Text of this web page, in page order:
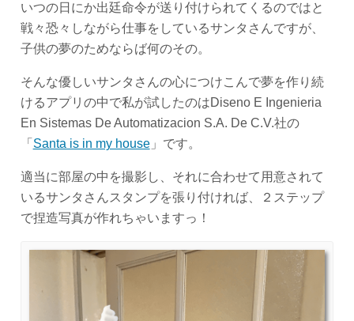
いつの日にか出廷命令が送り付けられてくるのではと
戦々恐々しながら仕事をしているサンタさんですが、
子供の夢のためならば何のその。
そんな優しいサンタさんの心につけこんで夢を作り続
けるアプリの中で私が試したのはDiseno E Ingenieria
En Sistemas De Automatizacion S.A. De C.V.社の
「 Santa is in my house」です。
適当に部屋の中を撮影し、それに合わせて用意されて
いるサンタさんスタンプを張り付ければ、２ステップ
で捏造写真が作れちゃいますっ！